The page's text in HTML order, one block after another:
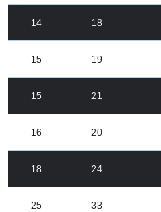
14 18
15 19
15 21
16 20
18 24
25 33